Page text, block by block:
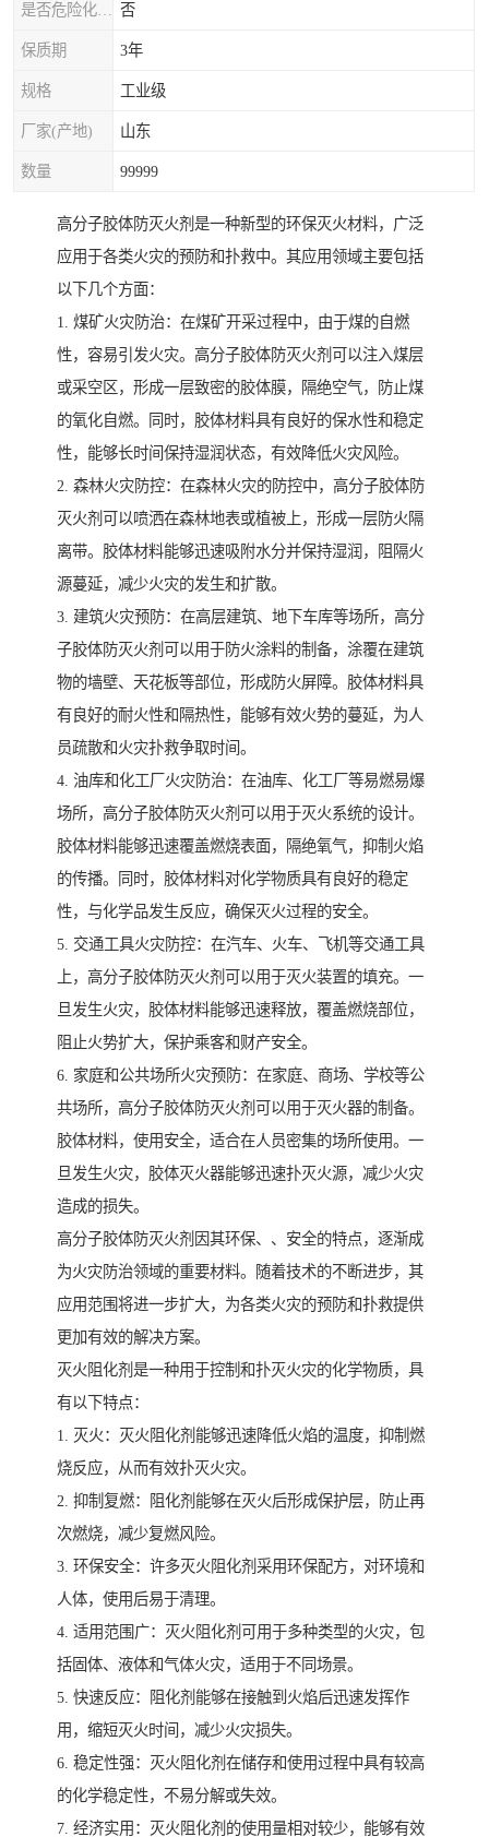
否
保质期 3年
规格 工业级
厂家(产地) 山东
数量 99999
高分子胶体防灭火剂是一种新型的环保灭火材料，广泛
应用于各类火灾的预防和扑救中。其应用领域主要包括
以下几个方面：
1. 煤矿火灾防治：在煤矿开采过程中，由于煤的自燃
性，容易引发火灾。高分子胶体防灭火剂可以注入煤层
或采空区，形成一层致密的胶体膜，隔绝空气，防止煤
的氧化自燃。同时，胶体材料具有良好的保水性和稳定
性，能够长时间保持湿润状态，有效降低火灾风险。
2. 森林火灾防控：在森林火灾的防控中，高分子胶体防
灭火剂可以喷洒在森林地表或植被上，形成一层防火隔
离带。胶体材料能够迅速吸附水分并保持湿润，阻隔火
源蔓延，减少火灾的发生和扩散。
3. 建筑火灾预防：在高层建筑、地下车库等场所，高分
子胶体防灭火剂可以用于防火涂料的制备，涂覆在建筑
物的墙壁、天花板等部位，形成防火屏障。胶体材料具
有良好的耐火性和隔热性，能够有效火势的蔓延，为人
员疏散和火灾扑救争取时间。
4. 油库和化工厂火灾防治：在油库、化工厂等易燃易爆
场所，高分子胶体防灭火剂可以用于灭火系统的设计。
胶体材料能够迅速覆盖燃烧表面，隔绝氧气，抑制火焰
的传播。同时，胶体材料对化学物质具有良好的稳定
性，与化学品发生反应，确保灭火过程的安全。
5. 交通工具火灾防控：在汽车、火车、飞机等交通工具
上，高分子胶体防灭火剂可以用于灭火装置的填充。一
旦发生火灾，胶体材料能够迅速释放，覆盖燃烧部位，
阻止火势扩大，保护乘客和财产安全。
6. 家庭和公共场所火灾预防：在家庭、商场、学校等公
共场所，高分子胶体防灭火剂可以用于灭火器的制备。
胶体材料，使用安全，适合在人员密集的场所使用。一
旦发生火灾，胶体灭火器能够迅速扑灭火源，减少火灾
造成的损失。
高分子胶体防灭火剂因其环保、、安全的特点，逐渐成
为火灾防治领域的重要材料。随着技术的不断进步，其
应用范围将进一步扩大，为各类火灾的预防和扑救提供
更加有效的解决方案。
灭火阻化剂是一种用于控制和扑灭火灾的化学物质，具
有以下特点：
1. 灭火：灭火阻化剂能够迅速降低火焰的温度，抑制燃
烧反应，从而有效扑灭火灾。
2. 抑制复燃：阻化剂能够在灭火后形成保护层，防止再
次燃烧，减少复燃风险。
3. 环保安全：许多灭火阻化剂采用环保配方，对环境和
人体，使用后易于清理。
4. 适用范围广：灭火阻化剂可用于多种类型的火灾，包
括固体、液体和气体火灾，适用于不同场景。
5. 快速反应：阻化剂能够在接触到火焰后迅速发挥作
用，缩短灭火时间，减少火灾损失。
6. 稳定性强：灭火阻化剂在储存和使用过程中具有较高
的化学稳定性，不易分解或失效。
7. 经济实用：灭火阻化剂的使用量相对较少，能够有效